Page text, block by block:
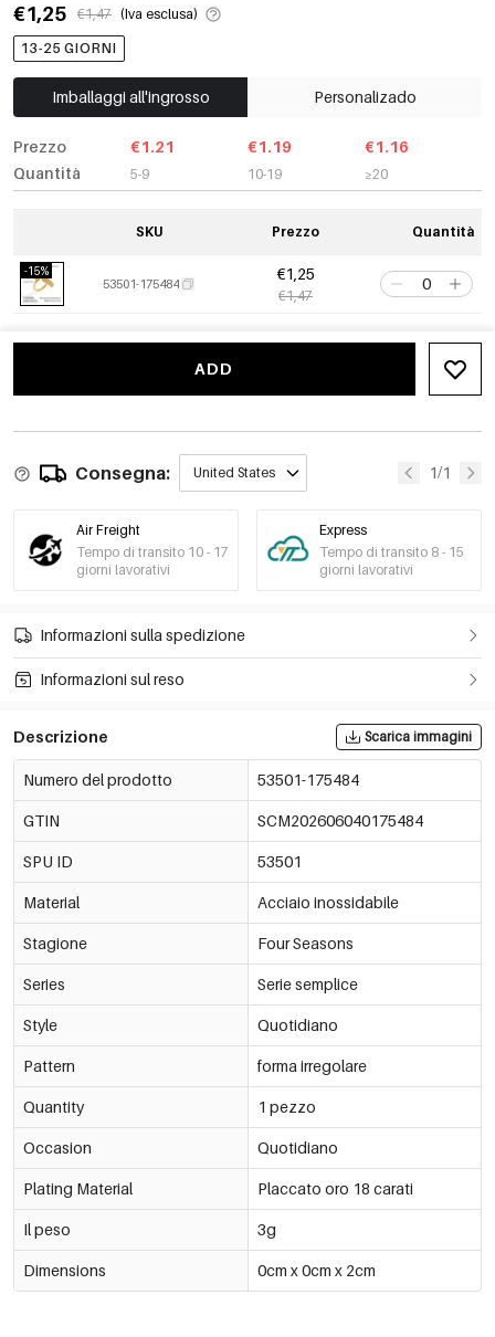
€1,25
€1,47 (Iva esclusa)
13-25 GIORNI
Imballaggi all'ingrosso Personalizado
Prezzo
Quantità
€1.21
5-9
€1.19
10-19
€1.16
≥20
SKU Prezzo Quantità
-15%
53501-175484
€1,25
€1,47
ADD
Consegna: United States 1/1
Air Freight
Tempo di transito 10 - 17
giorni lavorativi
Express
Tempo di transito 8 - 15
giorni lavorativi
Informazioni sulla spedizione
Informazioni sul reso
Descrizione Scarica immagini
Numero del prodotto 53501-175484
GTIN SCM202606040175484
SPU ID 53501
Material Acciaio inossidabile
Stagione Four Seasons
Series Serie semplice
Style Quotidiano
Pattern forma irregolare
Quantity 1 pezzo
Occasion Quotidiano
Plating Material Placcato oro 18 carati
Il peso 3g
Dimensions 0cm x 0cm x 2cm